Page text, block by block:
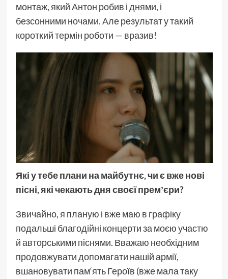
монтаж, який Антон робив і днями, і
безсонними ночами. Але результат у такий
короткий термін роботи — вразив!
Які у тебе плани на майбутнє, чи є вже нові
пісні, які чекають дня своєї премʼєри?
Звичайно, я планую і вже маю в графіку
подальші благодійні концерти за моєю участю
й авторськими піснями. Вважаю необхідним
продовжувати допомагати нашій армії,
вшановувати пам‘ять Героїв (вже мала таку